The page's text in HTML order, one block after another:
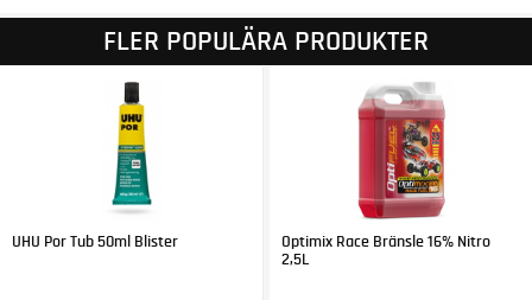
FLER POPULÄRA PRODUKTER
UHU Por Tub 50ml Blister
Optimix Race Bränsle 16% Nitro
2,5L